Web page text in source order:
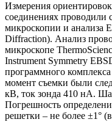
Измерения
соединениях
микроскопии и анализа
Diffraction). Анализ
микроскопе
Instrument Symmetry
программного
момент съемки были
кВ, ток зонда 410 нА.
Погрешность
решетки – не более ±1°